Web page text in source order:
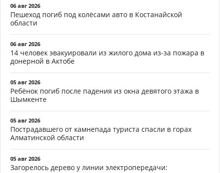
06 авг 2026
Пешеход погиб под колёсами авто в Костанайской
области
06 авг 2026
14 человек эвакуировали из жилого дома из-за пожара в
донерной в Актобе
05 авг 2026
Ребёнок погиб после падения из окна девятого этажа в
Шымкенте
05 авг 2026
Пострадавшего от камнепада туриста спасли в горах
Алматинской области
05 авг 2026
Загорелось дерево у линии электропередачи: